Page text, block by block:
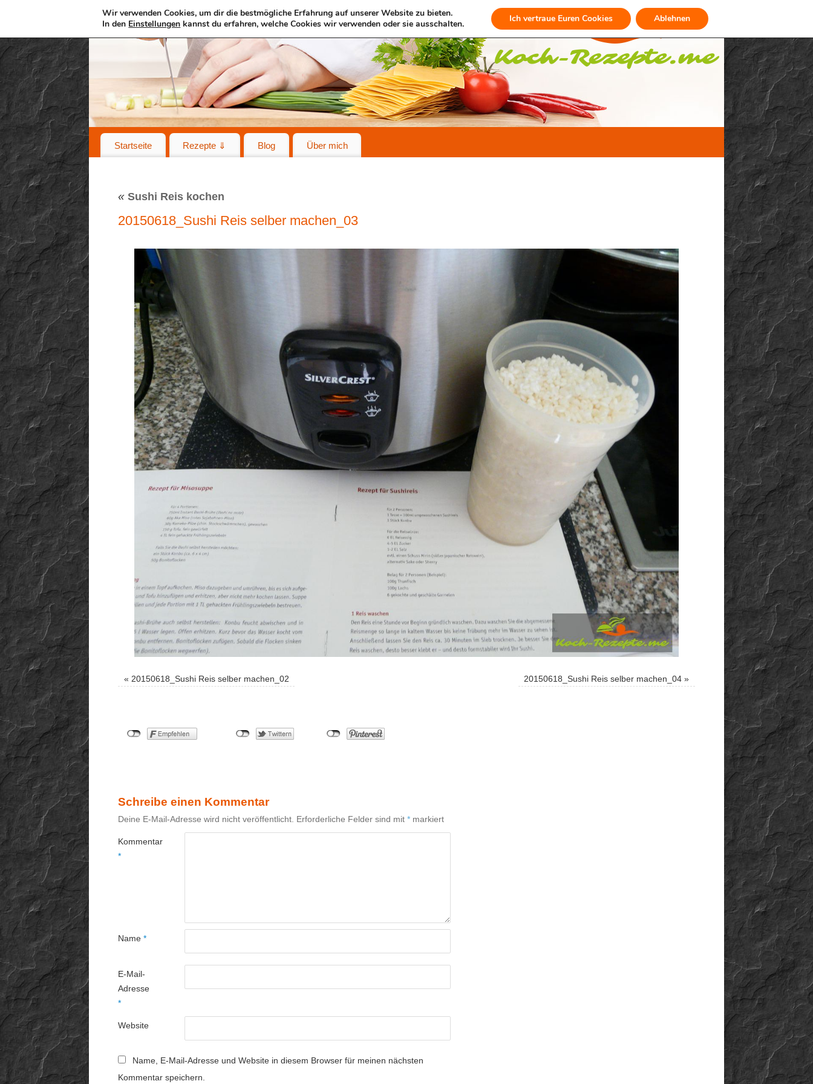
Startseite Rezepte ⇓ Blog Über mich
« Sushi Reis kochen
20150618_Sushi Reis selber machen_03
« 20150618_Sushi Reis selber machen_02 20150618_Sushi Reis selber machen_04 »
Schreibe einen Kommentar
Deine E-Mail-Adresse wird nicht veröffentlicht. Erforderliche Felder sind mit * markiert
Kommentar
*
Name *
E-Mail-
Adresse
*
Website
Name, E-Mail-Adresse und Website in diesem Browser für meinen nächsten
Kommentar speichern.
Wir verwenden Cookies, um dir die bestmögliche Erfahrung auf unserer Website zu bieten.
In den Einstellungen kannst du erfahren, welche Cookies wir verwenden oder sie ausschalten. Ich vertraue Euren Cookies Ablehnen